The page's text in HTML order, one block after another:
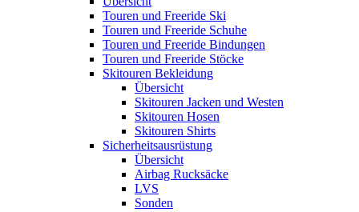
Touren und Freeride Ski
Touren und Freeride Schuhe
Touren und Freeride Bindungen
Touren und Freeride Stöcke
Skitouren Bekleidung
Übersicht
Skitouren Jacken und Westen
Skitouren Hosen
Skitouren Shirts
Sicherheitsausrüstung
Übersicht
Airbag Rucksäcke
LVS
Sonden